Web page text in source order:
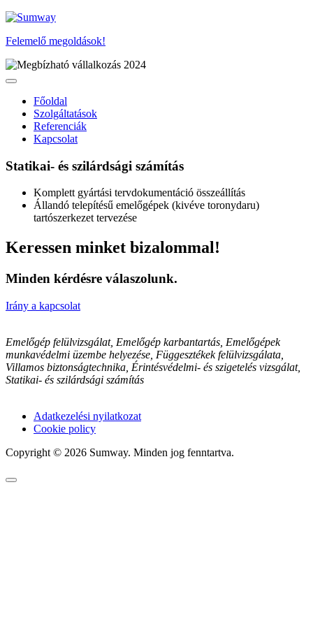
Felemelő megoldások!
Főoldal
Szolgáltatások
Referenciák
Kapcsolat
Statikai- és szilárdsági számítás
Komplett gyártási tervdokumentáció összeállítás
Állandó telepítésű emelőgépek (kivéve toronydaru)
tartószerkezet tervezése
Keressen minket bizalommal!
Minden kérdésre válaszolunk.
Irány a kapcsolat
Emelőgép felülvizsgálat, Emelőgép karbantartás, Emelőgépek
munkavédelmi üzembe helyezése, Függesztékek felülvizsgálata,
Villamos biztonságtechnika, Érintésvédelmi- és szigetelés vizsgálat,
Statikai- és szilárdsági számítás
Adatkezelési nyilatkozat
Cookie policy
Copyright © 2026 Sumway. Minden jog fenntartva.